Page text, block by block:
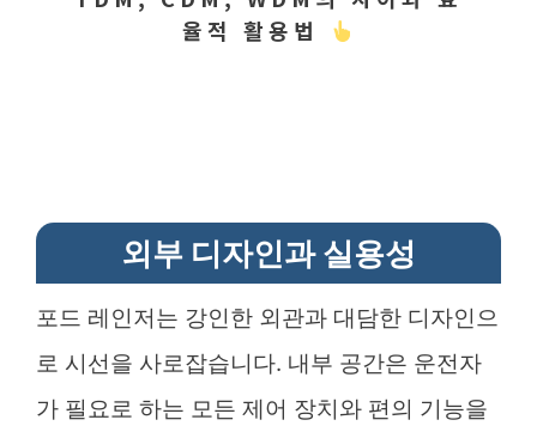
율적 활용법
외부 디자인과 실용성
포드 레인저는 강인한 외관과 대담한 디자인으
로 시선을 사로잡습니다. 내부 공간은 운전자
가 필요로 하는 모든 제어 장치와 편의 기능을